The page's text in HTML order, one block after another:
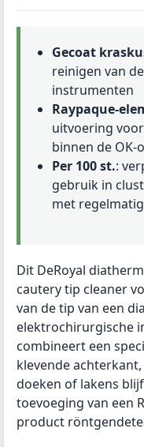
Gecoat
reinigen van
instrumenten
Raypaque-
uitvoering
binnen de OK-
Per 100 st.:
gebruik in
met
Dit DeRoyal
cautery tip cleaner
van de tip van een
elektrochirurgische
combineert een
klevende
doeken of lakens
toevoeging van een
product